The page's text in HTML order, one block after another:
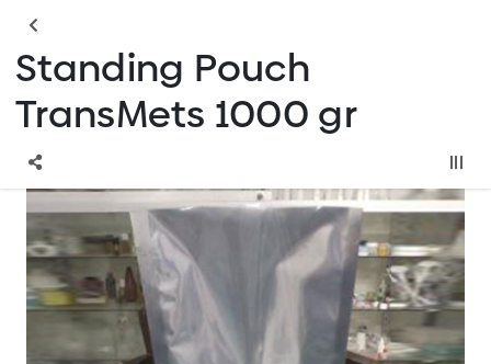
Standing Pouch
TransMets 1000 gr